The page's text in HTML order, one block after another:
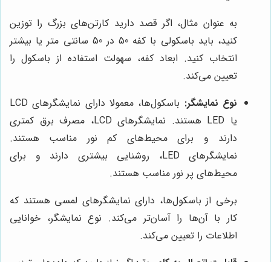
به عنوان مثال، اگر قصد دارید کارتن‌های بزرگ را توزین
کنید، باید باسکولی با کفه 50 در 50 سانتی متر یا بیشتر
انتخاب کنید. ابعاد کفه، سهولت استفاده از باسکول را
تعیین می‌کند.
نوع نمایشگر:
باسکول‌ها، معمولا دارای نمایشگرهای LCD
یا LED هستند. نمایشگرهای LCD، مصرف برق کمتری
دارند و برای محیط‌های کم نور مناسب هستند.
نمایشگرهای LED، روشنایی بیشتری دارند و برای
محیط‌های پر نور مناسب هستند.
برخی از باسکول‌ها، دارای نمایشگرهای لمسی هستند که
کار با آن‌ها را آسان‌تر می‌کند. نوع نمایشگر، خوانایی
اطلاعات را تعیین می‌کند.